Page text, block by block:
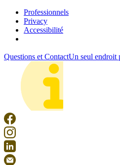
Professionnels
Privacy
Accessibilité
Questions et ContactUn seul endroit